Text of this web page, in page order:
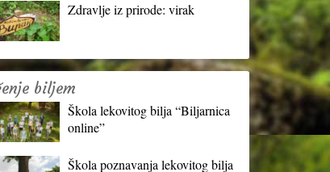
Zdravlje iz prirode: virak
biljem
Škola lekovitog bilja “Biljarnica
online”
Škola poznavanja lekovitog bilja